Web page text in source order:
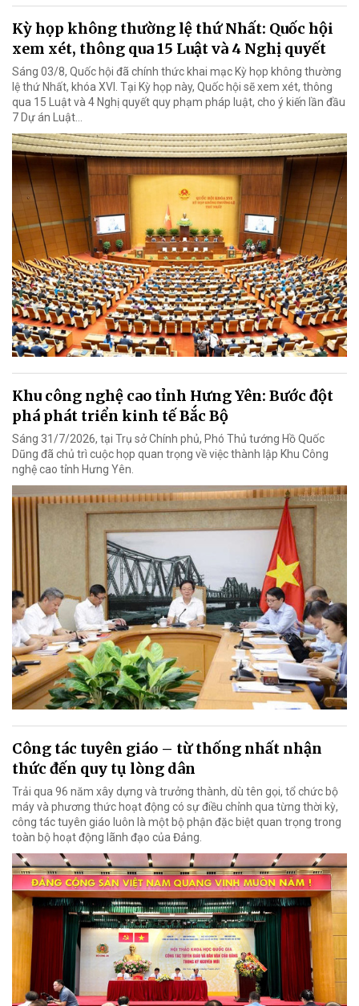
Kỳ họp không thường lệ thứ Nhất: Quốc hội
xem xét, thông qua 15 Luật và 4 Nghị quyết
Sáng 03/8, Quốc hội đã chính thức khai mạc Kỳ họp không thường
lệ thứ Nhất, khóa XVI. Tại Kỳ họp này, Quốc hội sẽ xem xét, thông
qua 15 Luật và 4 Nghị quyết quy phạm pháp luật, cho ý kiến lần đầu
7 Dự án Luật…
Khu công nghệ cao tỉnh Hưng Yên: Bước đột
phá phát triển kinh tế Bắc Bộ
Sáng 31/7/2026, tại Trụ sở Chính phủ, Phó Thủ tướng Hồ Quốc
Dũng đã chủ trì cuộc họp quan trọng về việc thành lập Khu Công
nghệ cao tỉnh Hưng Yên.
Công tác tuyên giáo – từ thống nhất nhận
thức đến quy tụ lòng dân
Trải qua 96 năm xây dựng và trưởng thành, dù tên gọi, tổ chức bộ
máy và phương thức hoạt động có sự điều chỉnh qua từng thời kỳ,
công tác tuyên giáo luôn là một bộ phận đặc biệt quan trọng trong
toàn bộ hoạt động lãnh đạo của Đảng.